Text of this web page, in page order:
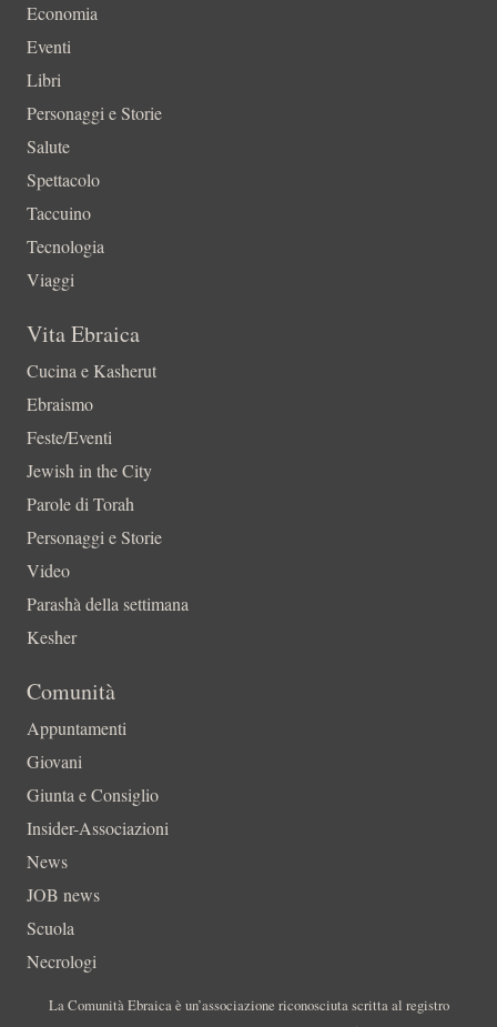
Economia
Eventi
Libri
Personaggi e Storie
Salute
Spettacolo
Taccuino
Tecnologia
Viaggi
Vita Ebraica
Cucina e Kasherut
Ebraismo
Feste/Eventi
Jewish in the City
Parole di Torah
Personaggi e Storie
Video
Parashà della settimana
Kesher
Comunità
Appuntamenti
Giovani
Giunta e Consiglio
Insider-Associazioni
News
JOB news
Scuola
Necrologi
La Comunità Ebraica è un’associazione riconosciuta scritta al registro